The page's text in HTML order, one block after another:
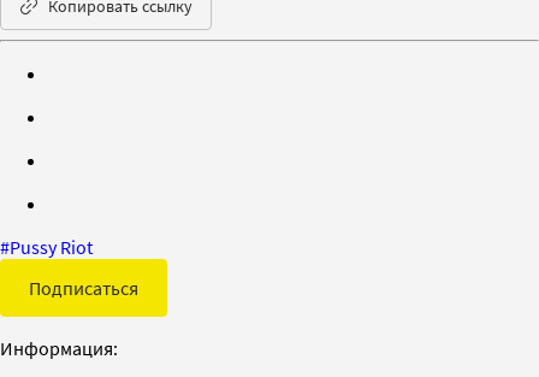
Копировать ссылку
#Pussy Riot
Подписаться
Информация: